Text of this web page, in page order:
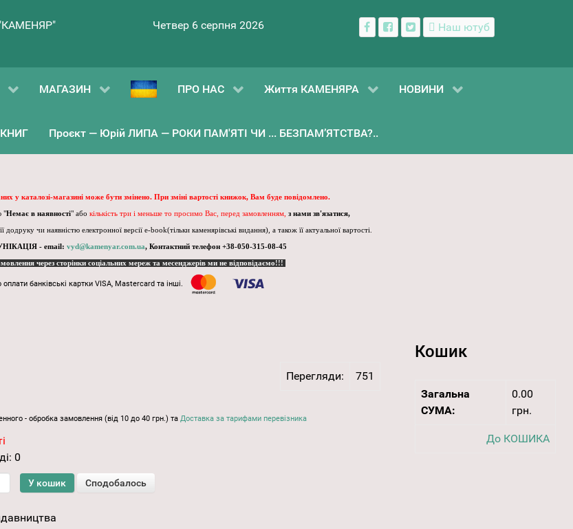
Четвер 6 серпня 2026 Наш ютуб
МАГАЗИН ПРО НАС Життя КАМЕНЯРА НОВИНИ
Проєкт — Юрій ЛИПА — РОКИ ПАМ'ЯТІ ЧИ ... БЕЗПАМ’ЯТСТВА?..
у каталозі-магазині може бути змінено. При зміні вартості книжок, Вам буде повідомлено.
"Немає в наявності" або кількість три і меньше то просимо Вас, перед замовленням, з нами зв'язатися,
додруку чи наявністю електронної версії e-book(тільки каменярівські видання), а також її актуальної вартості.
- email: vyd@kamenyar.com.ua, Контактний телефон +38-050-315-08-45
через сторінки соціальних мереж та месенджерів ми не відповідаємо!!!
банківські картки VISA, Mastercard та інші.
Перегляди: 751
- обробка замовлення (від 10 до 40 грн.) та Доставка за тарифами перевізника
0
Кошик
Загальна
СУМА:
0.00
грн.
До КОШИКА